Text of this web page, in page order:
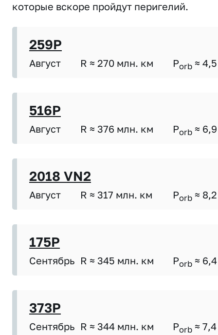
которые вскоре пройдут перигелий.
259P
Август R ≈ 270 млн. км Porb ≈ 4,5
516P
Август R ≈ 376 млн. км Porb ≈ 6,9
2018 VN2
Август R ≈ 317 млн. км Porb ≈ 8,2
175P
Сентябрь R ≈ 345 млн. км Porb ≈ 6,4
373P
Сентябрь R ≈ 344 млн. км Porb ≈ 7,4